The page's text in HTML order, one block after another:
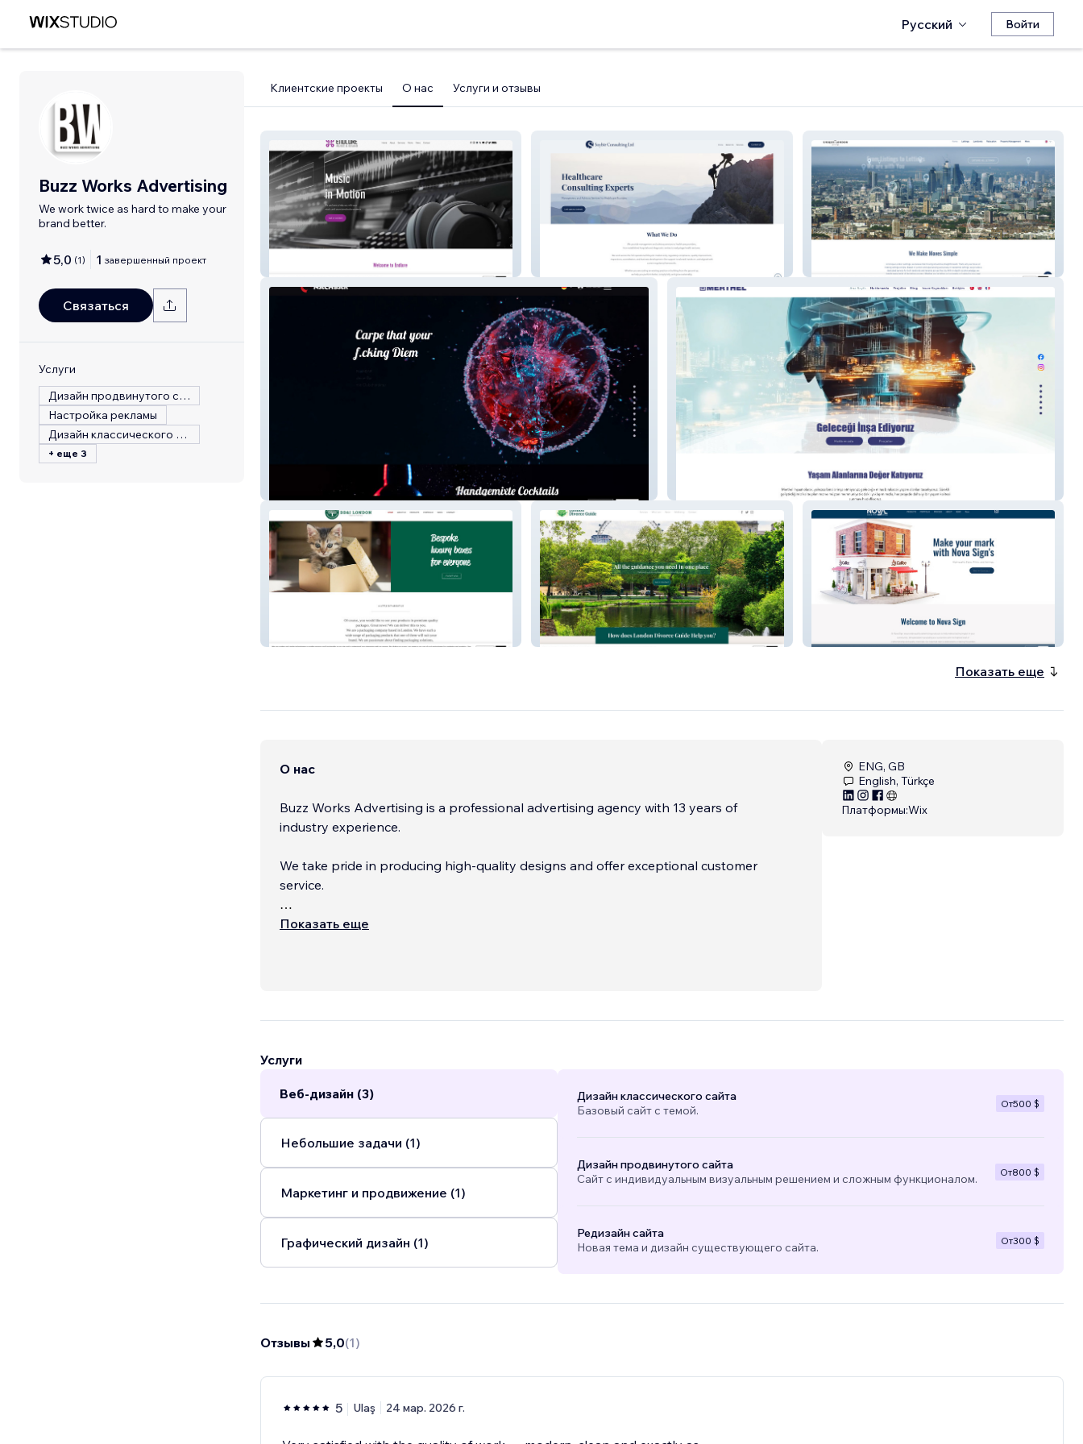
Русский Войти
Buzz Works Advertising
We work twice as hard to make your
brand better.
5,0 (1) 1 завершенный проект
Связаться
Услуги
Дизайн продвинутого сайта
Настройка рекламы
Дизайн классического сайта
+ еще 3
Клиентские проекты О нас Услуги и отзывы
Soybir Consulting Unique London Lettings
NachBAR Cocktail Bar Merthel Construction
DD&I LONDON London Divorce Guide Nova Sign and Print
Показать еще
О нас
Buzz Works Advertising is a professional advertising agency with 13 years of
industry experience.
We take pride in producing high-quality designs and offer exceptional customer
service.
We have completed numerous Wix web design projects, We are also an Icon
Показать еще
ENG, GB
English, Türkçe
Платформы:Wix
Услуги
Веб-дизайн (3)
Небольшие задачи (1)
Маркетинг и продвижение (1)
Графический дизайн (1)
Дизайн классического сайта
Базовый сайт с темой.
От500 $
Дизайн продвинутого сайта
Сайт с индивидуальным визуальным решением и сложным функционалом.
От800 $
Редизайн сайта
Новая тема и дизайн существующего сайта.
От300 $
Отзывы 5,0(1)
5 Ulaş 24 мар. 2026 г.